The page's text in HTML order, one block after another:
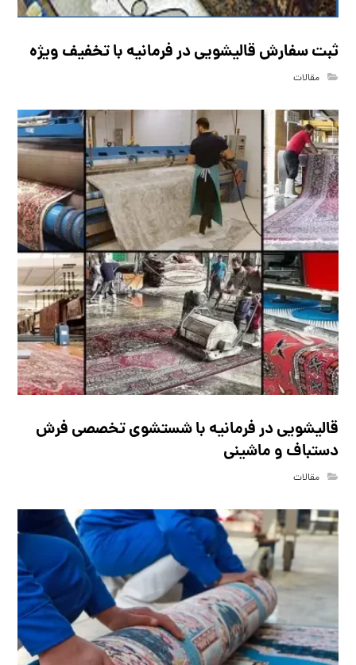
ثبت سفارش قالیشویی در فرمانیه با تخفیف ویژه
مقالات
قالیشویی در فرمانیه با شستشوی تخصصی فرش
دستباف و ماشینی
مقالات